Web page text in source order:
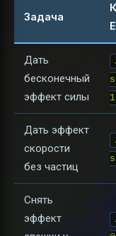
Задача
Дать
бесконечный
эффект силы
1
Дать эффект
скорости
без частиц
Снять
эффект